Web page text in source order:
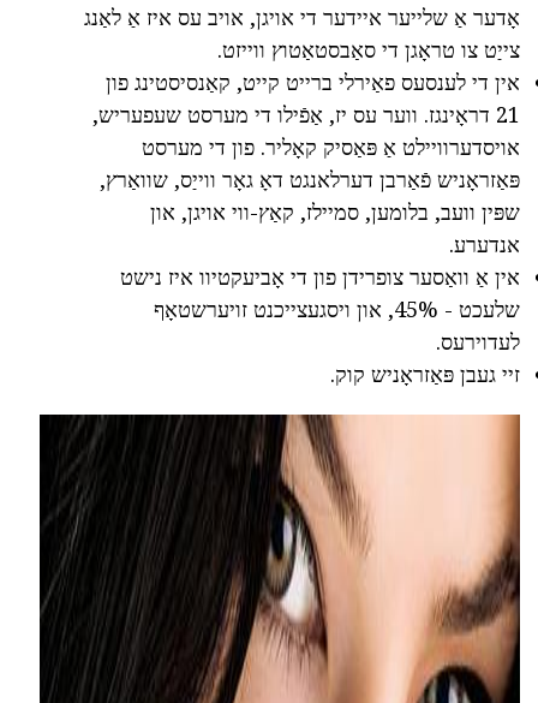
אָדער אַ שלייער איידער די אויגן, אויב עס איז אַ לאַנג
צייַט צו טראָגן די סאַבסטאַטוץ ווייזט.
אין די לענסעס פאַירלי ברייט קייט, קאַנסיסטינג פון
21 דראָינגז. ווער עס יז, אַפֿילו די מערסט שעפעריש,
אויסדערוויילט אַ פּאַסיק קאָליר. פון די מערסט
פּאַזראָניש פֿאַרבן דערלאנגט דאָ גאָר ווייַס, שוואַרץ,
שפּין וועב, בלומען, סמיילז, קאַץ-ווי אויגן, און
אנדערע.
אין אַ וואַסער צופרידן פון די אָביעקטיוו איז נישט
שלעכט - 45%, און ויסגעצייכנט זויערשטאָף
לעדוירעס.
זיי געבן פּאַזראָניש קוק.